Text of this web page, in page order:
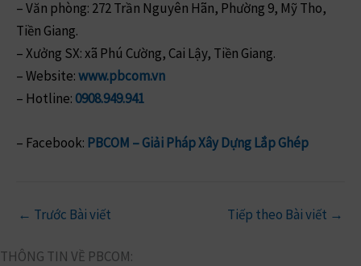
– Văn phòng: 272 Trần Nguyên Hãn, Phường 9, Mỹ Tho,
Tiền Giang.
– Xưởng SX: xã Phú Cường, Cai Lậy, Tiền Giang.
– Website:www.pbcom.vn
– Hotline: 0908.949.941
– Facebook: PBCOM – Giải Pháp Xây Dựng Lắp Ghép
← Trước Bài viết Tiếp theo Bài viết →
THÔNG TIN VỀ PBCOM: